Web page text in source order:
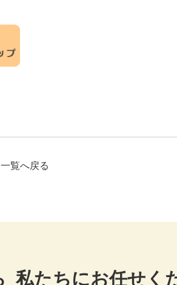
一覧へ戻る
私たちにお任せく